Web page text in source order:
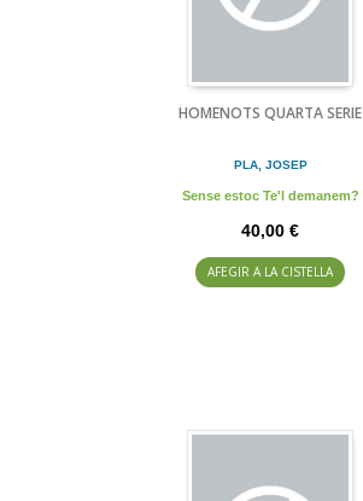
HOMENOTS QUARTA SERIE
PLA, JOSEP
Sense estoc Te'l demanem?
40,00 €
AFEGIR A LA CISTELLA